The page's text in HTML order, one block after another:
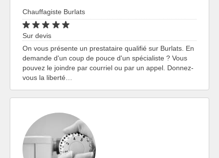
Chauffagiste Burlats
Sur devis
On vous présente un prestataire qualifié sur Burlats. En
demande d'un coup de pouce d'un spécialiste ? Vous
pouvez le joindre par courriel ou par un appel. Donnez-
vous la liberté…